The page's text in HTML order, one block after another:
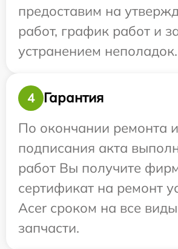
предоставим на
работ, график работ и
устранением неполадок.
4
Гарантия
По окончании ремонта и
подписания акта
работ Вы получите
сертификат на ремонт
Acer сроком на все
запчасти.